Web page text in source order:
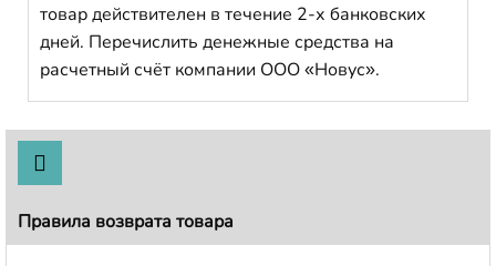
товар действителен в течение 2-х банковских
дней. Перечислить денежные средства на
расчетный счёт компании ООО «Новус».
Правила возврата товара